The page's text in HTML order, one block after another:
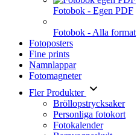
Fotobok - Egen PDF
Fotobok - Alla format
Fotoposters
Fine prints
Namnlappar
Fotomagneter
Fler Produkter
Bröllopstrycksaker
Personliga fotokort
Fotokalender